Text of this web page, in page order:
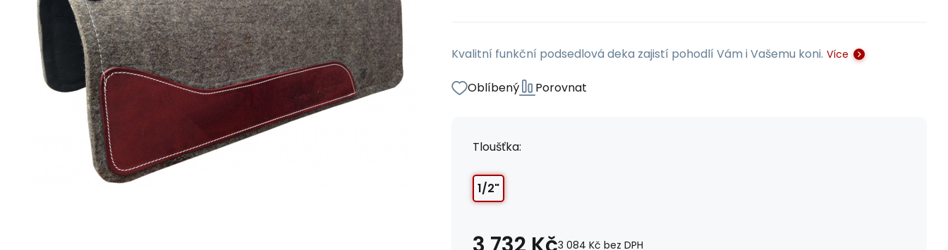
Kvalitní funkční podsedlová deka zajistí pohodlí Vám i Vašemu koni. Více
Oblíbený Porovnat
Tloušťka:
1/2"
3 084 Kč bez DPH